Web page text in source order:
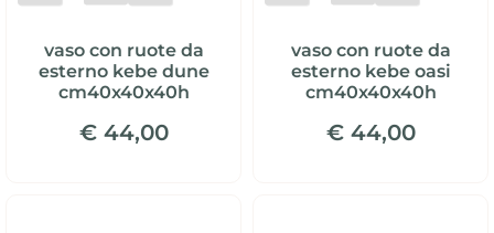
vaso con ruote da
esterno kebe dune
cm40x40x40h
€ 44,00
vaso con ruote da
esterno kebe oasi
cm40x40x40h
€ 44,00